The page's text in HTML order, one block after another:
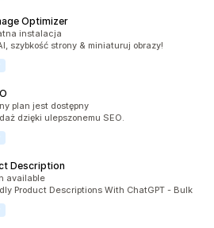
Optimizer
2244
instalacja
szybkość strony & miniaturuj obrazy!
849
plan jest dostępny
dzięki ulepszonemu SEO.
Description
457
available
Product Descriptions With ChatGPT - Bulk